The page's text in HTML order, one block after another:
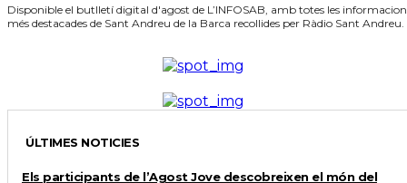
Disponible el butlletí digital d'agost de L’INFOSAB, amb totes les
més destacades de Sant Andreu de la Barca recollides per Ràdio Sant Andreu.
ÚLTIMES NOTICIES
Els participants de l’Agost Jove descobreixen el món del